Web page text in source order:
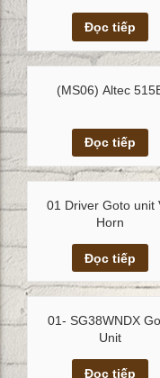
Xem chi tiết
Đọc tiếp
Xem chi tiết
(MS06) Altec
Đọc tiếp
Xem chi tiết
01 Driver Goto unit
Horn
Đọc tiếp
Xem chi tiết
01- SG38WNDX
Unit
Đọc tiếp